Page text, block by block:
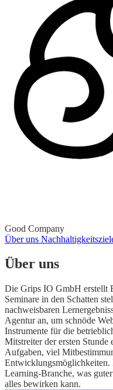
Good Company
Über uns
Über uns
Die Grips IO GmbH erstellt
Seminare in den Schatten
nachweisbaren
Agentur an, um schnöde
Instrumente für die
Mitstreiter der ersten
Aufgaben, viel
Entwicklungsmöglichkeiten.
Learning-Branche, was
alles bewirken kann.